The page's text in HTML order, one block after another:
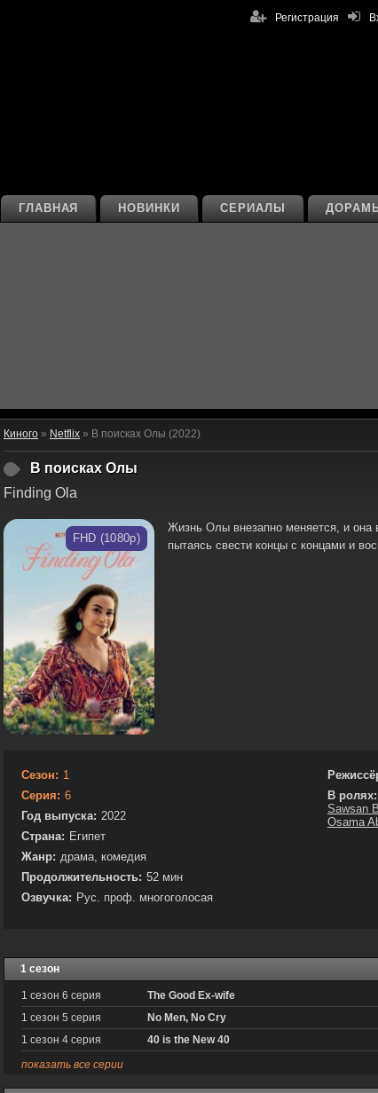
Регистрация
СЕРИАЛЫ
НОВИНКИ
ГЛАВНАЯ
Киного » Netflix » В поисках Олы (2022)
В поисках Олы
Finding Ola
FHD (1080p)
Жизнь Олы внезапно меняется, и она
пытаясь свести концы с концами и
Сезон: 1
Серия: 6
Год выпуска: 2022
Страна: Египет
Жанр: драма, комедия
Продолжительность: 52 мин
Озвучка: Рус. проф. многоголосая
В ролях:
Sawsan
Osama
1 сезон
1 сезон 6 серия The Good Ex-wife
1 сезон 5 серия
No Men, No Cry
1 сезон 4 серия
40 is the New 40
показать все серии